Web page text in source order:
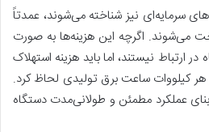
سرمایه‌ای نیز شناخته می‌شوند، عمدتاً
می‌شوند. اگرچه این هزینه‌ها به صورت
ارتباط نیستند، اما باید هزینه استهلاک
هر کیلووات ساعت برق تولیدی لحاظ کرد.
عملکرد مطمئن و طولانی‌مدت دستگاه